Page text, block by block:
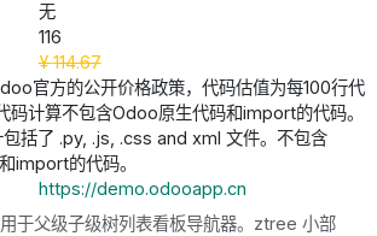
无
116
¥114.67
官方的公开价格政策，代码估值为每100行代
码计算不包含Odoo原生代码和import的代码。
包括了 .py, .js, .css and xml 文件。不包含
import的代码。
https://demo.odooapp.cn
于父级子级树列表看板导航器。ztree 小部